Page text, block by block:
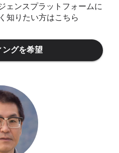
ェンスプラットフォームに
知りたい方はこちら
ングを希望